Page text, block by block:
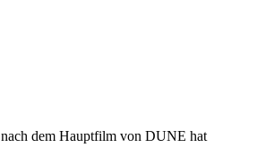
dem Hauptfilm von DUNE hat